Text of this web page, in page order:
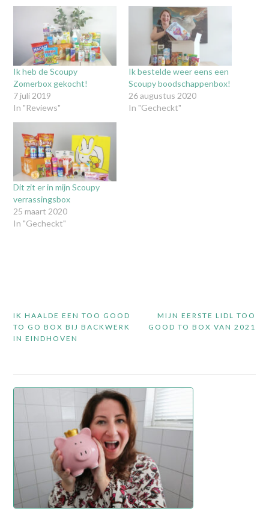
Ik heb de Scoupy
Zomerbox gekocht!
7 juli 2019
In "Reviews"
Ik bestelde weer eens een
Scoupy boodschappenbox!
26 augustus 2020
In "Gecheckt"
Dit zit er in mijn Scoupy
verrassingsbox
25 maart 2020
In "Gecheckt"
navigatie
MIJN EERSTE LIDL TOO
GOOD TO BOX VAN 2021
IK HAALDE EEN TOO GOOD
TO GO BOX BIJ BACKWERK
IN EINDHOVEN